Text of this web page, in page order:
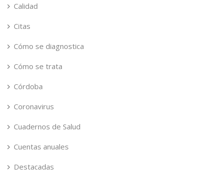
Calidad
Citas
Cómo se diagnostica
Cómo se trata
Córdoba
Coronavirus
Cuadernos de Salud
Cuentas anuales
Destacadas